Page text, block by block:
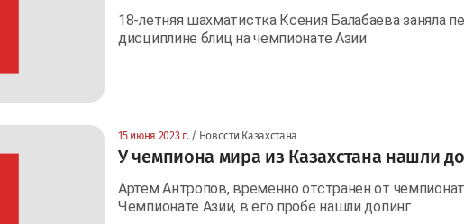
18-летняя шахматистка Ксения Балабаева заняла
дисциплине блиц на чемпионате Азии
15 июня 2023 г. / Новости Казахстана
У чемпиона мира из Казахстана нашли
Артем Антропов, временно отстранен от
Чемпионате Азии, в его пробе нашли допинг